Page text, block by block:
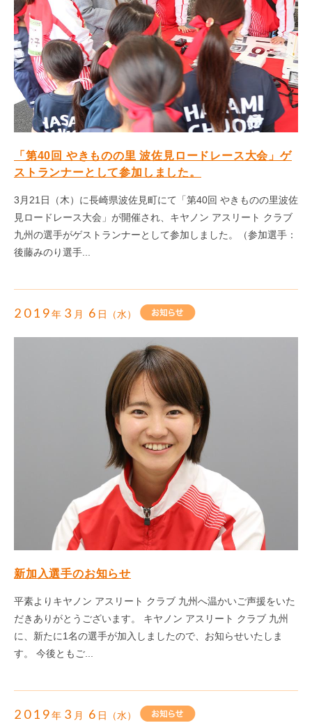
「第40回 やきものの里 波佐見ロードレース大会」ゲ
ストランナーとして参加しました。
3月21日（木）に長崎県波佐見町にて「第40回 やきものの里波佐
見ロードレース大会」が開催され、キヤノン アスリート クラブ
九州の選手がゲストランナーとして参加しました。（参加選手：
後藤みのり選手...
2019年 3 月 6 日（水）
新加入選手のお知らせ
平素よりキヤノン アスリート クラブ 九州へ温かいご声援をいた
だきありがとうございます。 キヤノン アスリート クラブ 九州
に、新たに1名の選手が加入しましたので、お知らせいたしま
す。 今後ともご...
2019年 3 月 6 日（水）